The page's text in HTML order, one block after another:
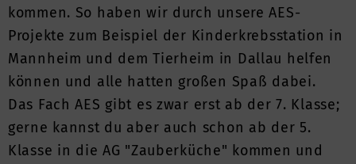
kommen. So haben wir durch unsere AES-
Projekte zum Beispiel der Kinderkrebsstation in
Mannheim und dem Tierheim in Dallau helfen
können und alle hatten großen Spaß dabei.
Das Fach AES gibt es zwar erst ab der 7. Klasse;
gerne kannst du aber auch schon ab der 5.
Klasse in die AG "Zauberküche" kommen und